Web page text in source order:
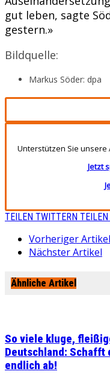
gut leben, sagte
gestern.»
Bildquelle:
Markus Söder: dpa
Unterstützen Sie unsere
Jetzt
TEILEN TWITTERN TEILEN
Vorheriger Artikel
Nächster Artikel
Ähnliche Artikel
So viele kluge,
Deutschland: Schafft
endlich ab!